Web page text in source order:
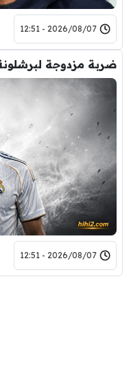
2026/08/07 - 12:51
ضربة مزدوجة
2026/08/07 - 12:51